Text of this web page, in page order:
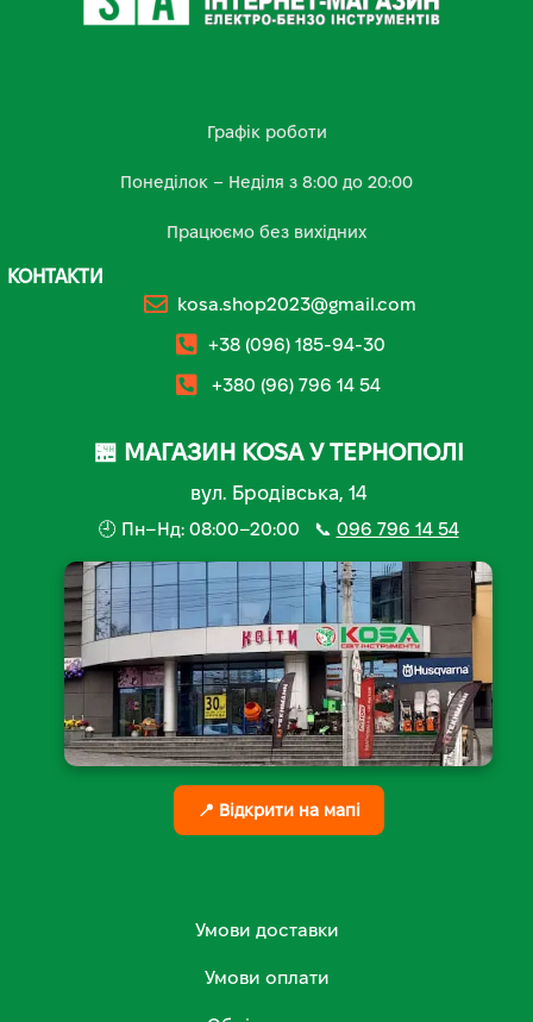
Графік роботи
Понеділок – Неділя з 8:00 до 20:00
Працюємо без вихідних
КОНТАКТИ
kosa.shop2023@gmail.com
+38 (096) 185-94-30
+380 (96) 796 14 54
🏪 МАГАЗИН KOSA У ТЕРНОПОЛІ
вул. Бродівська, 14
🕘 Пн–Нд: 08:00–20:00 📞 096 796 14 54
📍 Відкрити на мапі
Умови доставки
Умови оплати